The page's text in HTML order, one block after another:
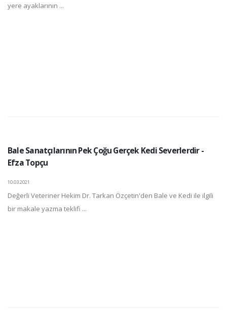
yere ayaklarının ...
Bale Sanatçılarının Pek Çoğu Gerçek Kedi Severlerdir -
Efza Topçu
10.03.2021
Değerli Veteriner Hekim Dr. Tarkan Özçetin'den Bale ve Kedi ile ilgili
bir makale yazma teklifi ...